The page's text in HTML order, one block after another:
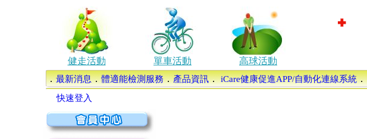
健走活動 單車活動 高球活動
．最新消息．體適能檢測服務．產品資訊．iCare健康促進APP/自動化連線系統．
快速登入